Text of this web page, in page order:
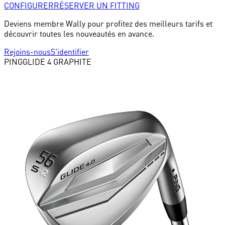
CONFIGURERRÉSERVER UN FITTING
Deviens membre Wally pour profitez des meilleurs tarifs et
découvrir toutes les nouveautés en avance.
Rejoins-nousS'identifier
PINGGLIDE 4 GRAPHITE